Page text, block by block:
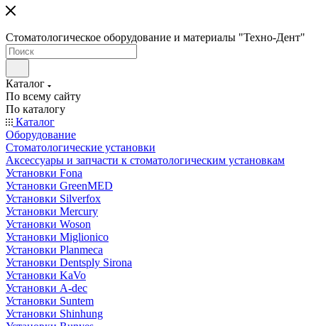
Стоматологическое оборудование и материалы "Техно-Дент"
Каталог
По всему сайту
По каталогу
Каталог
Оборудование
Стоматологические установки
Аксессуары и запчасти к стоматологическим установкам
Установки Fona
Установки GreenMED
Установки Silverfox
Установки Mercury
Установки Woson
Установки Miglionico
Установки Planmeca
Установки Dentsply Sirona
Установки KaVo
Установки A-dec
Установки Suntem
Установки Shinhung